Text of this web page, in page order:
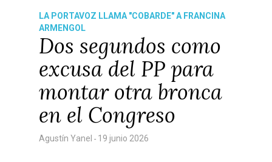
LA PORTAVOZ LLAMA "COBARDE" A FRANCINA
ARMENGOL
Dos segundos como
excusa del PP para
montar otra bronca
en el Congreso
Agustín Yanel - 19 junio 2026
Toledo
Cuenca
Guadalajara
Talavera
Sanidad
Economía
Educación
Cultura
Deportes